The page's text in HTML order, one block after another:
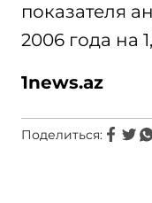
показателя
2006 года на
1news.az
Поделиться: